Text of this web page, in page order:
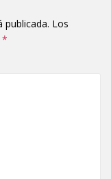
publicada. Los
*